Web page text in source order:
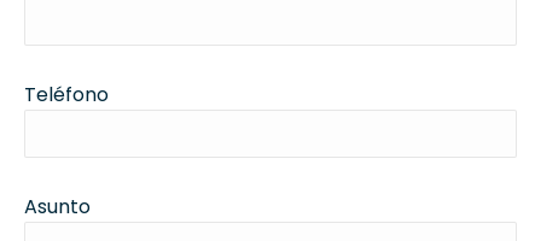
Teléfono
Asunto